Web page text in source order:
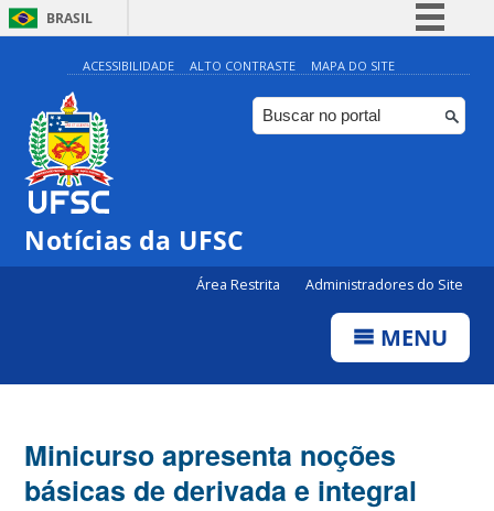
BRASIL
Simplifique!
Comunica BR
Participe
ACESSIBILIDADE ALTO CONTRASTE MAPA DO SITE
Notícias da UFSC
Área Restrita Administradores do Site
MENU
Minicurso apresenta noções
básicas de derivada e integral